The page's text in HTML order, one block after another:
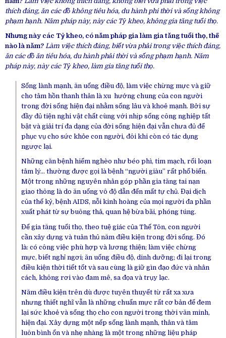
thích đáng, ăn các đồ không tiêu hóa, du hành phi thời và sống không
phạm hạnh. Năm pháp này, này các Tỷ kheo, không gia tăng tuổi thọ.
Nhưng này các Tỷ kheo, có năm pháp gia làm gia tăng tuổi thọ, thế
nào là năm? Làm việc thích đáng, biết vừa phải trong việc thích đáng,
ăn các đồ ăn tiêu hóa, du hành phải thời và sống phạm hạnh. Năm
pháp này, này các Tỷ kheo, làm gia tăng tuổi thọ.
Sống lành mạnh, ăn uống điều độ, làm việc chừng mực và giữ
cho tâm hồn thanh thản là xu hướng chung của con người
trong đời sống hiện đại nhằm sống lâu và khoẻ mạnh. Bởi sự
đầy đủ tiện nghi vật chất cùng với nhịp sống công nghiệp tất
bật và giải trí đa dạng của đời sống hiện đại vẫn chưa đủ để
phục vụ cho sức khỏe con người, đôi khi còn có tác dụng
ngược lại.
Những căn bệnh hiểm nghèo như béo phì, tim mạch, rối loạn
tâm lý… thường được gọi là bệnh “người giàu” rất phổ biến.
Một trong những nguyên nhân góp phần gia tăng tai nạn
giao thông là do ăn uống vô độ dẫn đến mất tự chủ. Đại dịch
của thế kỷ, bệnh AIDS, nỗi kinh hoàng của mọi người đa phần
xuất phát từ sự buông thả, quan hệ bừa bãi, phóng túng.
Để gia tăng tuổi thọ, theo tuệ giác của Thế Tôn, con người
cần xây dựng và tuân thủ năm điều kiện trong đời sống. Đó
là: có công việc phù hợp và lương thiện; làm việc chừng
mực, biết nghỉ ngơi; ăn uống điều độ, dinh dưỡng; đi lại trong
điều kiện thời tiết tốt và sau cùng là giữ gìn đạo đức và nhân
cách, không rơi vào đam mê, sa đọa và trụy lạc.
Năm điều kiện trên dù được tuyên thuyết từ rất xa xưa
nhưng thiết nghĩ vẫn là những chuẩn mực rất cơ bản để đem
lại sức khoẻ và sống thọ cho con người trong thời văn minh,
hiện đại. Xây dựng một nếp sống lành mạnh, thân và tâm
luôn bình ổn và nhẹ nhàng là một trong những liệu pháp